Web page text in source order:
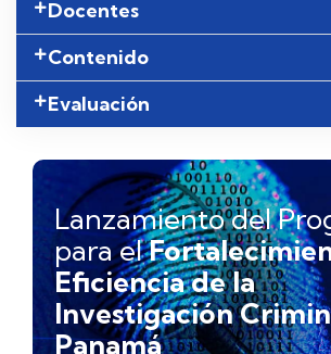
Docentes
Contenido
Evaluación
Lanzamiento del
para el
Eficiencia de la
Investigación
Panamá